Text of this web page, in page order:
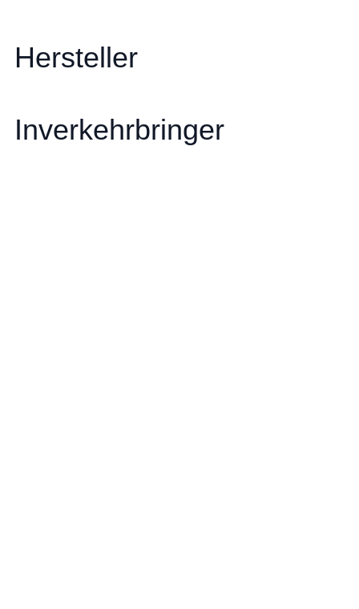
Hersteller
Inverkehrbringer